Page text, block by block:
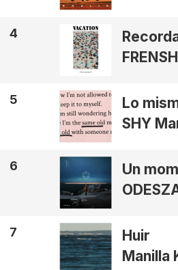
4
5
Lo
SHY
6
Un
7
Huir
Manilla